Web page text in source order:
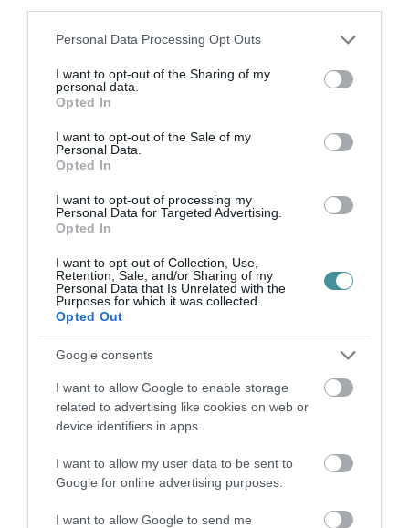
Please note that this website/app uses one or more Google
not limited to your visit or usage behaviour. You may click to
grant or deny consent to Google and its third-party tags to
use your data for below specified purposes in below Google
consent section.
Personal Data Processing Opt Outs
I want to opt-out of the Sharing of my
personal data.
Opted In
I want to opt-out of the Sale of my
Personal Data.
Opted In
I want to opt-out of processing my
Personal Data for Targeted Advertising.
Opted In
I want to opt-out of Collection, Use,
Retention, Sale, and/or Sharing of my
Personal Data that Is Unrelated with the
Purposes for which it was collected.
Opted Out
Google consents
I want to allow Google to enable storage
related to advertising like cookies on web or
device identifiers in apps.
I want to allow my user data to be sent to
Google for online advertising purposes.
I want to allow Google to send me
bennünket az EGRI ÜGYEK Google Hírek oldalán!
VISSZA A FŐOLDALRA
Legfrissebb híreink
AZ ENDODONCIÁBAN
NÉLKÜLÖZHETETLEN ESZKÖZÖK
2026. augusztus 09|Promóció